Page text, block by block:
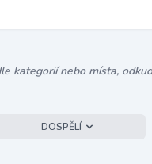
kategorií nebo místa,
DOSPĚLÍ